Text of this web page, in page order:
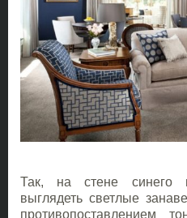
Так, на стене синего
выглядеть светлые
противопоставлением